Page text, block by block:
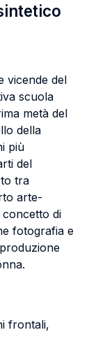
vicende del
scuola
metà del
della
più
del
tra
arte-
concetto di
fotografia e
frontali,